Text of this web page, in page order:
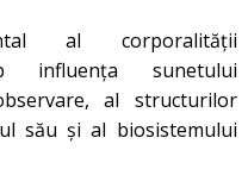
al corporalității
influența sunetului
al structurilor
său și al biosistemului